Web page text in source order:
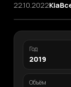
22.10.2022Kia
Год
2019
Объём